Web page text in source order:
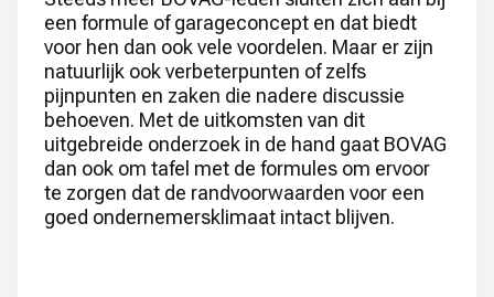
een formule of garageconcept en dat biedt
voor hen dan ook vele voordelen. Maar er zijn
natuurlijk ook verbeterpunten of zelfs
pijnpunten en zaken die nadere discussie
behoeven. Met de uitkomsten van dit
uitgebreide onderzoek in de hand gaat BOVAG
dan ook om tafel met de formules om ervoor
te zorgen dat de randvoorwaarden voor een
goed ondernemersklimaat intact blijven.